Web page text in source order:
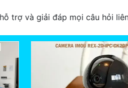
trợ và giải đáp mọi câu hỏi